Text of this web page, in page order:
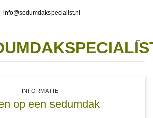
info@sedumdakspecialist.nl
INFORMATIE
op een sedumdak